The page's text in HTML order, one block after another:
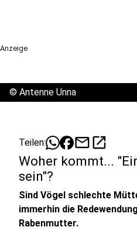
Anzeige
© Antenne Unna
Teilen: mailopen_in_new
Woher kommt...
sein"?
Sind Vögel schlechte
immerhin die
Rabenmutter.